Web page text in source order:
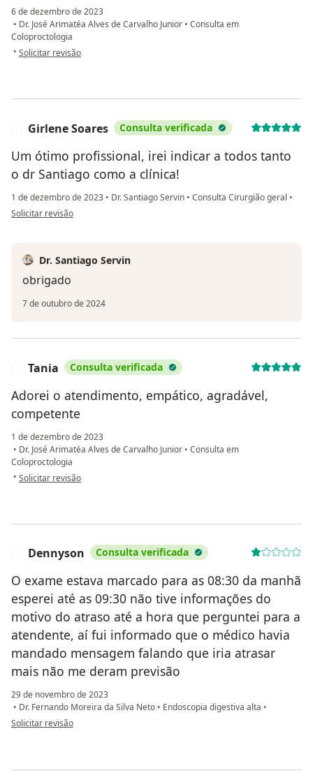
6 de dezembro de 2023
• Dr. José Arimatéa Alves de Carvalho Junior • Consulta em
Coloproctologia
• na opinião do utilizador Jackson José Figueiredo Rodrigues
Solicitar revisão
Girlene Soares Consulta verificada
Um ótimo profissional, irei indicar a todos tanto
o dr Santiago como a clínica!
1 de dezembro de 2023 • Dr. Santiago Servin • Consulta Cirurgião geral •
na opinião do utilizador Girlene Soares
Solicitar revisão
Dr. Santiago Servin
obrigado
7 de outubro de 2024
Tania Consulta verificada
Adorei o atendimento, empático, agradável,
competente
1 de dezembro de 2023
• Dr. José Arimatéa Alves de Carvalho Junior • Consulta em
Coloproctologia
• na opinião do utilizador Tania
Solicitar revisão
Dennyson Consulta verificada
O exame estava marcado para as 08:30 da manhã
esperei até as 09:30 não tive informações do
motivo do atraso até a hora que perguntei para a
atendente, aí fui informado que o médico havia
mandado mensagem falando que iria atrasar
mais não me deram previsão
29 de novembro de 2023
• Dr. Fernando Moreira da Silva Neto • Endoscopia digestiva alta •
na opinião do utilizador Dennyson
Solicitar revisão